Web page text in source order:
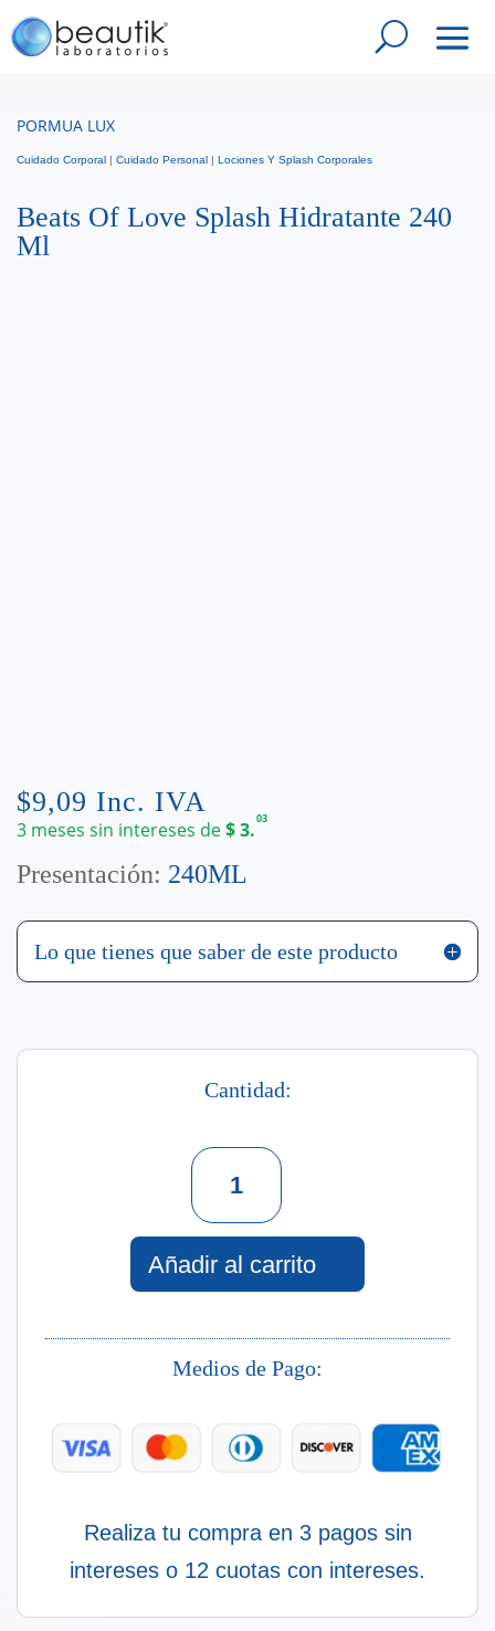
PORMUA LUX
Cuidado Corporal | Cuidado Personal | Lociones Y Splash Corporales
Beats Of Love Splash Hidratante 240
Ml
$9,09 Inc. IVA
3 meses sin intereses de$3.03
Presentación: 240ML
Lo que tienes que saber de este producto
Cantidad:
Beats
Love
Splash
Hidratante
cantidad
Añadir al carrito
Medios de Pago:
Realiza tu compra en 3 pagos sin
intereses o 12 cuotas con intereses.